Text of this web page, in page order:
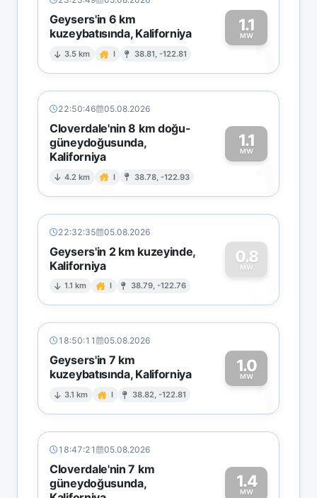
Geysers'in 6 km
kuzeybatısında, Kaliforniya
3.5 km I 38.81, -122.81
1.1
MW1
22:50:46 05.08.2026
Cloverdale'nin 8 km doğu-
güneydoğusunda,
Kaliforniya
4.2 km I 38.78, -122.93
1.1
MW
1
22:32:35 05.08.2026
Geysers'in 2 km kuzeyinde,
Kaliforniya
1.1 km I 38.79, -122.76
0.8
MW
0
18:50:11 05.08.2026
Geysers'in 7 km
kuzeybatısında, Kaliforniya
3.1 km I 38.82, -122.81
1.0
MW1
18:47:21 05.08.2026
Cloverdale'nin 7 km
güneydoğusunda,
1.4
MW